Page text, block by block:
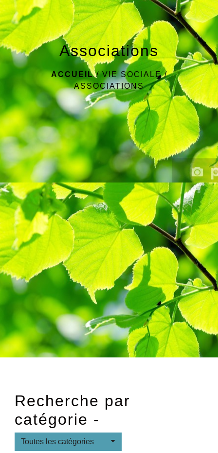
Associations
ACCUEIL/VIE SOCIALE/
ASSOCIATIONS
Recherche par
catégorie -
Toutes les catégories